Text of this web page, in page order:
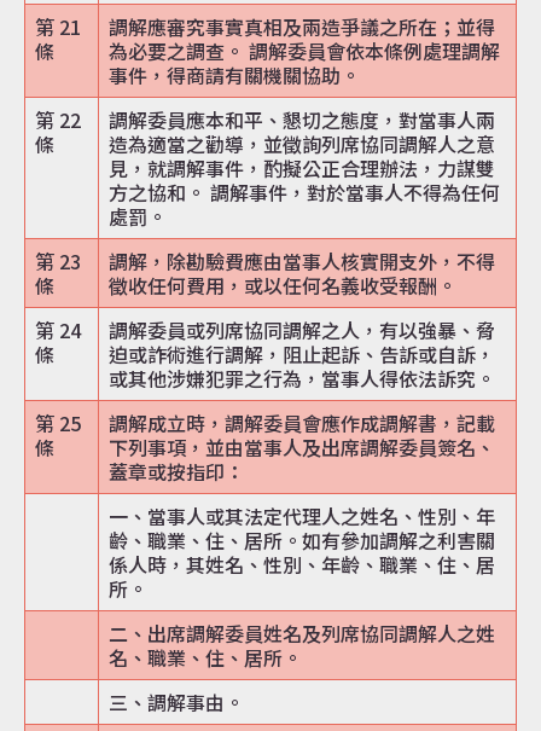
第 21
條
調解應審究事實真相及兩造爭議之所在；並得
為必要之調查。 調解委員會依本條例處理調解
事件，得商請有關機關協助。
第 22
條
調解委員應本和平、懇切之態度，對當事人兩
造為適當之勸導，並徵詢列席協同調解人之意
見，就調解事件，酌擬公正合理辦法，力謀雙
方之協和。 調解事件，對於當事人不得為任何
處罰。
第 23
條
調解，除勘驗費應由當事人核實開支外，不得
徵收任何費用，或以任何名義收受報酬。
第 24
條
調解委員或列席協同調解之人，有以強暴、脅
迫或詐術進行調解，阻止起訴、告訴或自訴，
或其他涉嫌犯罪之行為，當事人得依法訴究。
第 25
條
調解成立時，調解委員會應作成調解書，記載
下列事項，並由當事人及出席調解委員簽名、
蓋章或按指印：
一、當事人或其法定代理人之姓名、性別、年
齡、職業、住、居所。如有參加調解之利害關
係人時，其姓名、性別、年齡、職業、住、居
所。
二、出席調解委員姓名及列席協同調解人之姓
名、職業、住、居所。
三、調解事由。